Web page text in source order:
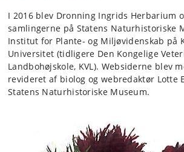
I 2016 blev Dronning Ingrids Herbarium
samlingerne på Statens Naturhistoriske
Institut for Plante- og Miljøvidenskab på
Universitet (tidligere Den Kongelige
Landbohøjskole, KVL). Websiderne blev
revideret af biolog og webredaktør Lotte
Statens Naturhistoriske Museum.